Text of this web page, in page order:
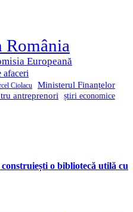
România
Europeană
afaceri
Ciolacu Ministerul Finanțelor
antreprenori știri economice
o bibliotecă utilă cu